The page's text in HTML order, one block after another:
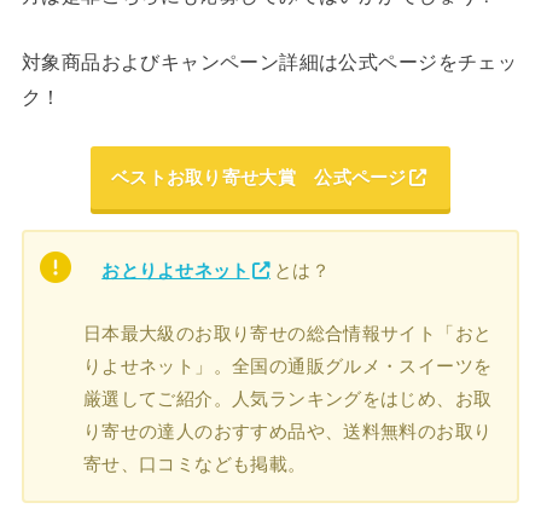
対象商品およびキャンペーン詳細は公式ページをチェッ
ク！
ベストお取り寄せ大賞 公式ページ
おとりよせネット とは？
日本最大級のお取り寄せの総合情報サイト「おと
りよせネット」。全国の通販グルメ・スイーツを
厳選してご紹介。人気ランキングをはじめ、お取
り寄せの達人のおすすめ品や、送料無料のお取り
寄せ、口コミなども掲載。